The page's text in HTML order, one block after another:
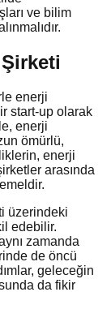
ve bilim
enerji
start-up olarak
enerji
ömürlü,
enerji
arasında
üzerindeki
edebilir.
zamanda
de öncü
geleceğin
da fikir